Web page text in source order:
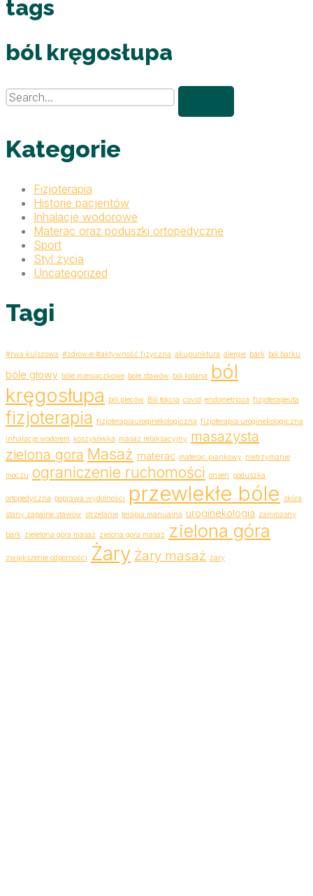
tags
ból kręgosłupa
Kategorie
Fizjoterapia
Historie pacjentów
Inhalacje wodorowe
Materac oraz poduszki ortopedyczne
Sport
Styl życia
Uncategorized
Tagi
#rwa kulszowa #zdrowie #aktywność fizyczna akupunktura alergie bark ból barku
bóle głowy bóle miesiączkowe bóle stawów ból kolana
ból
kręgosłupa
ból pleców Ból łokcia covid endometrioza fizjoterapeuta
fizjoterapia fizjoterapiauroginekologiczna fizjoterapia uroginekologiczna
inhalacje wodorem koszykówka masaz relaksacyjny masazysta
zielona gora Masaż materac materac piankowy nietrzymanie
moczu ograniczenie ruchomości onsen poduszka
ortopedyczna poprawa wydolności przewlekłe bóle
skóra
stany zapalne stawów strzelanie terapia manualna uroginekologia zamrożony
bark zielelona góra masaż zielona gora masaz zielona góra
zwiększenie odporności Żary Żary masaż żary